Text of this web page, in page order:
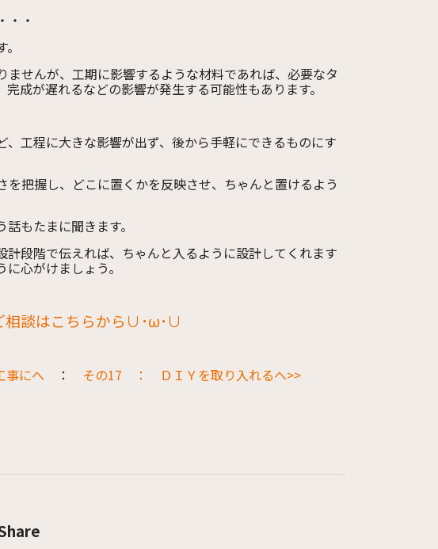
・・
せんが、工期に影響するような材料であれば、必要なタ
成が遅れるなどの影響が発生する可能性もあります。
工程に大きな影響が出ず、後から手軽にできるものにす
把握し、どこに置くかを反映させ、ちゃんと置けるよう
もたまに聞きます。
計段階で伝えれば、ちゃんと入るように設計してくれます
心がけましょう。
相談はこちらから∪･ω･∪
にへ ： その17 ： ＤＩＹを取り入れるへ>>